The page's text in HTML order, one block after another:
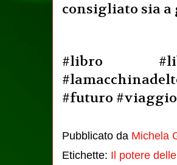
consigliato sia
#libro
#futuro
Pubblicato da Michela
Etichette: Il potere